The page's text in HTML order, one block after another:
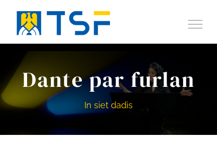
contenuto
Dante par furlan
In siet dadis